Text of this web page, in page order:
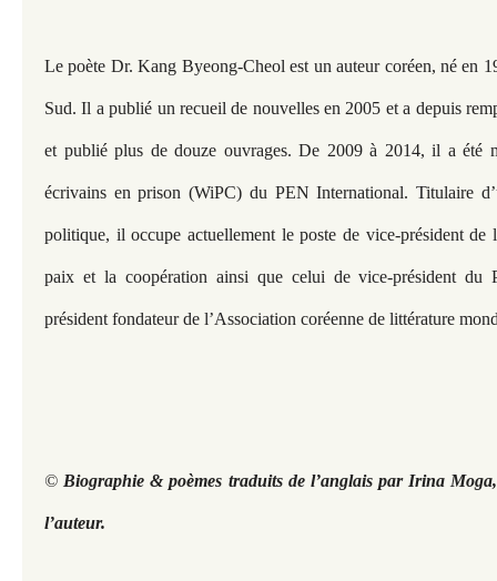
Le poète Dr. Kang Byeong-Cheol est un auteur coréen, né en
Sud. Il a publié un recueil de nouvelles en 2005 et a depuis
et publié plus de douze ouvrages. De 2009 à 2014, il a été
écrivains en prison (WiPC) du PEN International. Titulaire
politique, il occupe actuellement le poste de vice-président de
paix et la coopération ainsi que celui de vice-président
président fondateur de l’Association coréenne de littérature
© Biographie & poèmes traduits de l’anglais par Irina
l’auteur.